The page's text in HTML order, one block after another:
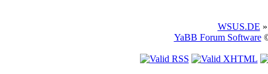
WSUS.DE
YaBB Forum Software©